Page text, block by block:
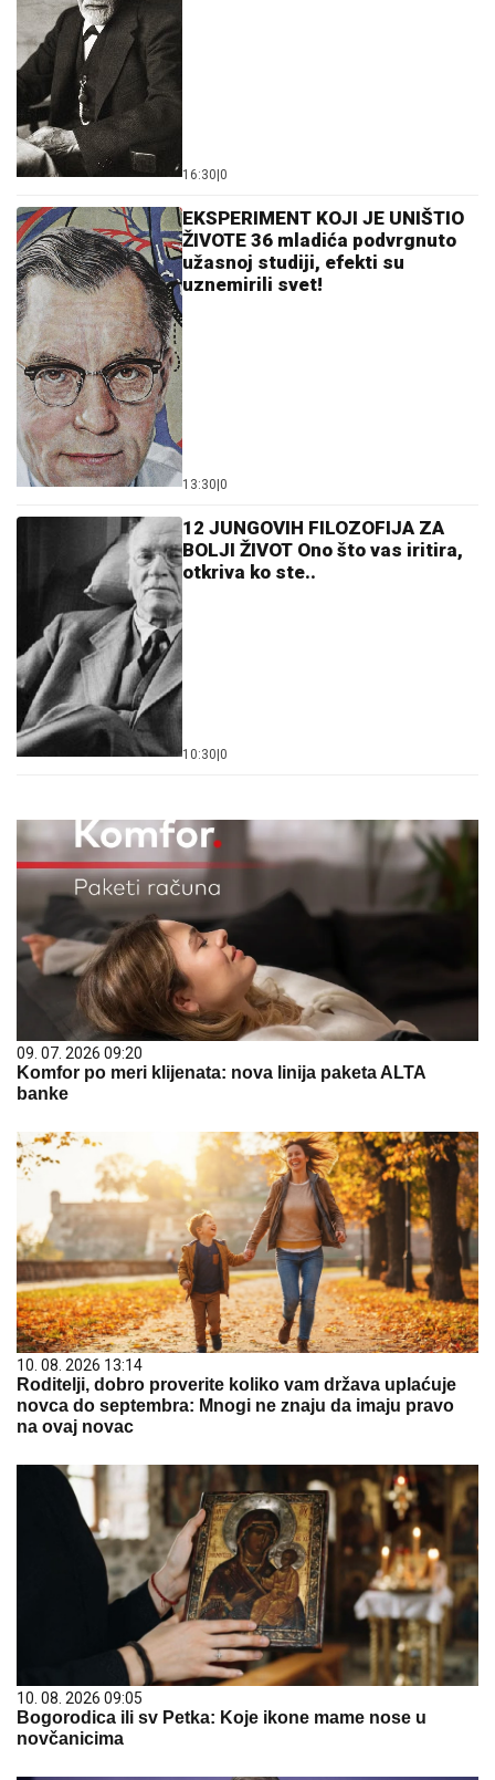
16:30 0
EKSPERIMENT KOJI JE UNIŠTIO
ŽIVOTE 36 mladića podvrgnuto
užasnoj studiji, efekti su
uznemirili svet!
13:30 0
12 JUNGOVIH FILOZOFIJA ZA
BOLJI ŽIVOT Ono što vas iritira,
otkriva ko ste..
10:30 0
09. 07. 2026 09:20
Komfor po meri klijenata: nova linija paketa ALTA
banke
10. 08. 2026 13:14
Roditelji, dobro proverite koliko vam država uplaćuje
novca do septembra: Mnogi ne znaju da imaju pravo
na ovaj novac
10. 08. 2026 09:05
Bogorodica ili sv Petka: Koje ikone mame nose u
novčanicima